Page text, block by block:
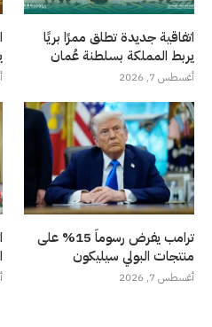
اتفاقية جديدة تطلق ممرًا بريًا
يربط المملكة بسلطنة عُمان
أغسطس 7, 2026
ترامب يفرض رسوماً 15% على
منتجات البولي سيليكون
أغسطس 7, 2026